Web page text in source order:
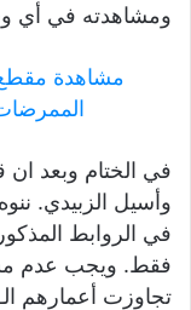
ومشاهدته في أي
مشاهدة مقطع
الممرضات
في الختام وبعد
وأسيل الزبيدي.
في الروابط
فقط. ويجب عدم
تجاوزت أعمارهم الـ 20